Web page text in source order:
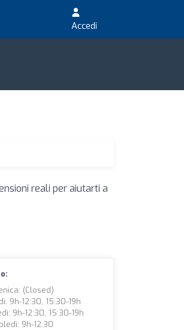
Accedi
reali per aiutarti a
(closed)
9h-12:30, 15:30-19h
9h-12:30, 15:30-19h
9h-12:30